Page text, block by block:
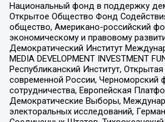
Национальный фонд в поддержку
Открытое Общество Фонд
общество, Американо-российский
экономическому и правовому
Демократический Институт
MEDIA DEVELOPMENT INVESTMENT
Республиканский Институт,
современной России, Черноморский
сотрудничества, Европейская
Демократические Выборы,
электоральных исследований,